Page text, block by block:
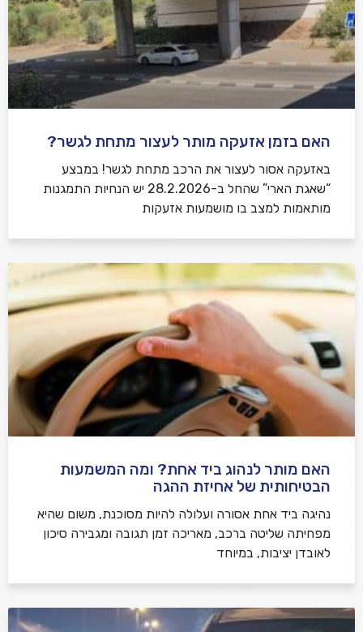
האם בזמן אזעקה מותר לעצור מתחת לגשר?
באזעקה אסור לעצור את הרכב מתחת לגשר! במבצע
“שאגת הארי” שהחל ב-28.2.2026 יש הנחיות התמגנות
מותאמות למצב בו מושמעות אזעקות
האם מותר לנהוג ביד אחת? ומה המשמעות
הבטיחותית של אחיזת ההגה
נהיגה ביד אחת אסורה ועלולה להיות מסוכנת, משום שהיא
מפחיתה שליטה ברכב, מאריכה זמן תגובה ומגבירה סיכון
לאובדן יציבות, במיוחד